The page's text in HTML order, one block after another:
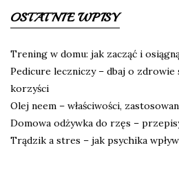
OSTATNIE WPISY
Trening w domu: jak zacząć i
Pedicure leczniczy – dbaj o
korzyści
Olej neem – właściwości,
Domowa odżywka do rzęs –
Trądzik a stres – jak psychika